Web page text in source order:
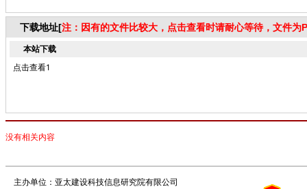
下载地址[注：因有的文件比较大，点击查看时请耐心等待，文件为
本站下载
点击查看1
没有相关内容
主办单位：亚太建设科技信息研究院有限公司